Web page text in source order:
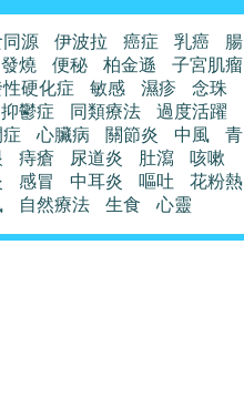
源 伊波拉 癌症 乳癌
腸
發燒
便秘 柏金遜
子宮肌瘤
硬化症
敏感 濕疹
念珠
抑鬱症
同類療法
過度活躍
心臟病 關節炎 中風
青
痔瘡 尿道炎 肚瀉
咳嗽
感冒 中耳炎 嘔吐
花粉熱
自然療法 生食 心靈